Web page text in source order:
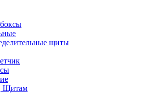
щиты
Щитам